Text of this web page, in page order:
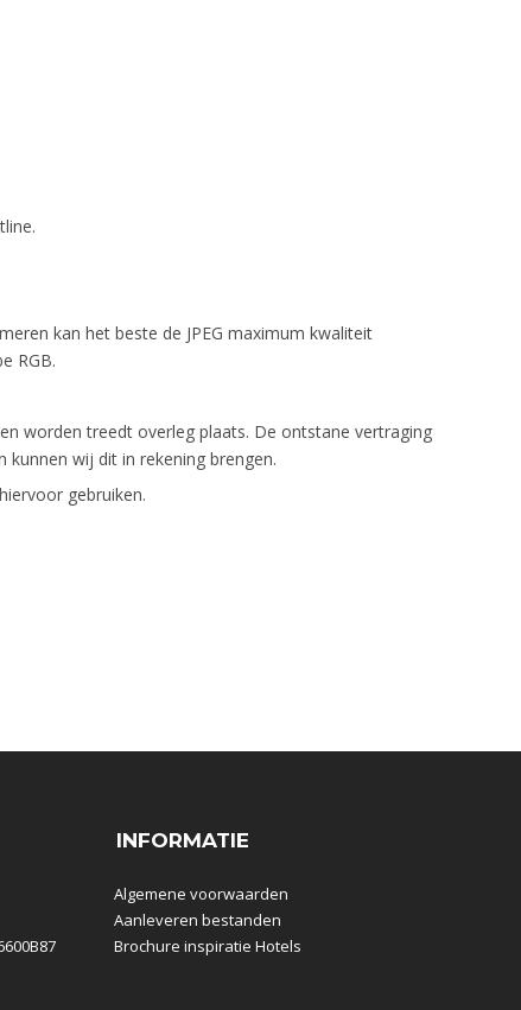
kan het beste de JPEG maximum kwaliteit
RGB.
worden treedt overleg plaats. De ontstane vertraging
wij dit in rekening brengen.
gebruiken.
INFORMATIE
Algemene voorwaarden
Aanleveren bestanden
Brochure inspiratie Hotels